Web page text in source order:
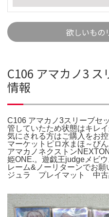
欲しいもの
C106 アマカノ3
情報
C106 アマカノ3スリーブセ
管していたため状態はキレ
気にされる方はご購入をお
マーケットピロ水まほ～び
アマカノネクストン
姫ONE.。遊戯王judgeメビ
レーム&ノーリターンでお
ジュラ プレイマット 中古